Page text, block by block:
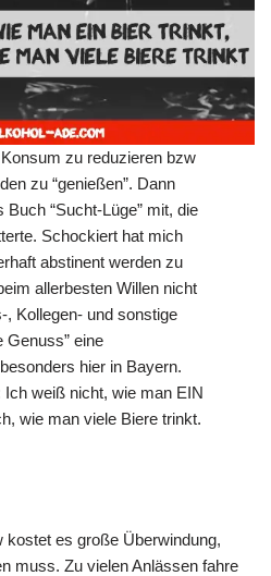
zu reduzieren bzw
zu “genießen”. Dann
“Sucht-Lüge” mit, die
Schockiert hat mich
abstinent werden zu
allerbesten Willen nicht
Kollegen- und sonstige
Genuss” eine
hier in Bayern.
weiß nicht, wie man EIN
wie man viele Biere trinkt.
kostet es große Überwindung,
muss. Zu vielen Anlässen fahre